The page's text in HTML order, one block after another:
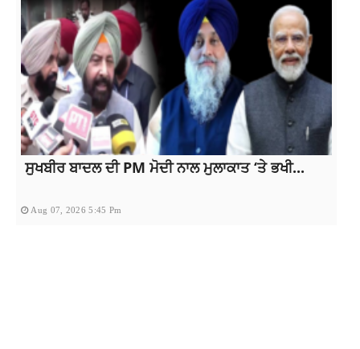
ਸੁਖਬੀਰ ਬਾਦਲ ਦੀ PM ਮੋਦੀ ਨਾਲ ਮੁਲਾਕਾਤ ‘ਤੇ ਭਖੀ...
Aug 07, 2026 5:45 Pm